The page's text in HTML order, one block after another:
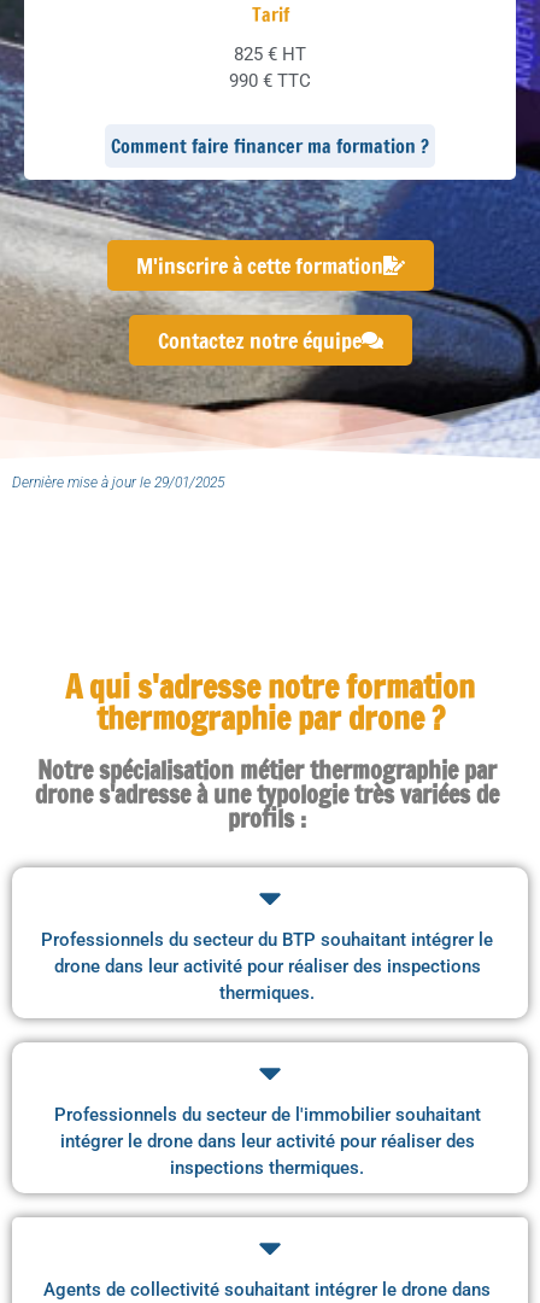
Tarif
825 € HT
990 € TTC
Comment faire financer ma formation ?
M'inscrire à cette formation
Contactez notre équipe
Dernière mise à jour le 29/01/2025
A qui s'adresse notre formation
thermographie par drone ?
Notre spécialisation métier thermographie par
drone s'adresse à une typologie très variées de
profils :
Professionnels du secteur du BTP souhaitant intégrer le
drone dans leur activité pour réaliser des inspections
thermiques.
Professionnels du secteur de l'immobilier souhaitant
intégrer le drone dans leur activité pour réaliser des
inspections thermiques.
Agents de collectivité souhaitant intégrer le drone dans